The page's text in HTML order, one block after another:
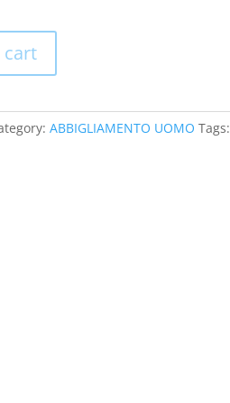
cart
ABBIGLIAMENTO UOMO Tags: